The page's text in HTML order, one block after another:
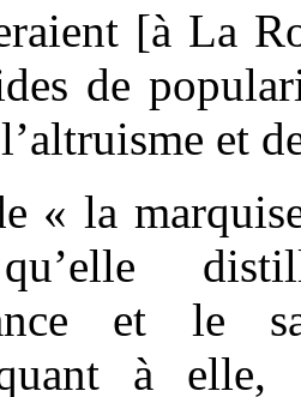
[à La
de
et
« la
qu’elle
et le
à elle,